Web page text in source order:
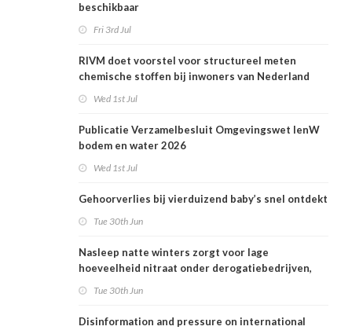
beschikbaar
Fri 3rd Jul
RIVM doet voorstel voor structureel meten
chemische stoffen bij inwoners van Nederland
Wed 1st Jul
Publicatie Verzamelbesluit Omgevingswet IenW
bodem en water 2026
Wed 1st Jul
Gehoorverlies bij vierduizend baby’s snel ontdekt
Tue 30th Jun
Nasleep natte winters zorgt voor lage
hoeveelheid nitraat onder derogatiebedrijven,
Tue 30th Jun
Disinformation and pressure on international